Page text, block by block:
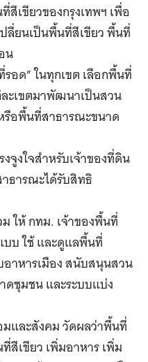
เขียวของกรุงเทพฯ เพื่อ
ลี่ยนเป็นพื้นที่สีเขียว พื้นที่
น
อด” ในทุกเขต เลือกพื้นที่
ะเขตมาพัฒนาเป็นสวน
รือพื้นที่สาธารณะขนาด
จูงใจสำหรับเจ้าของที่ดิน
ธารณะได้รับสิทธิ
ให้ กทม. เจ้าของพื้นที่
บ ใช้ และดูแลพื้นที่
าหารเมือง สนับสนุนสวน
ชุมชน และระบบแบ่ง
และสังคม วัดผลว่าพื้นที่
เขียว เพิ่มอาหาร เพิ่ม